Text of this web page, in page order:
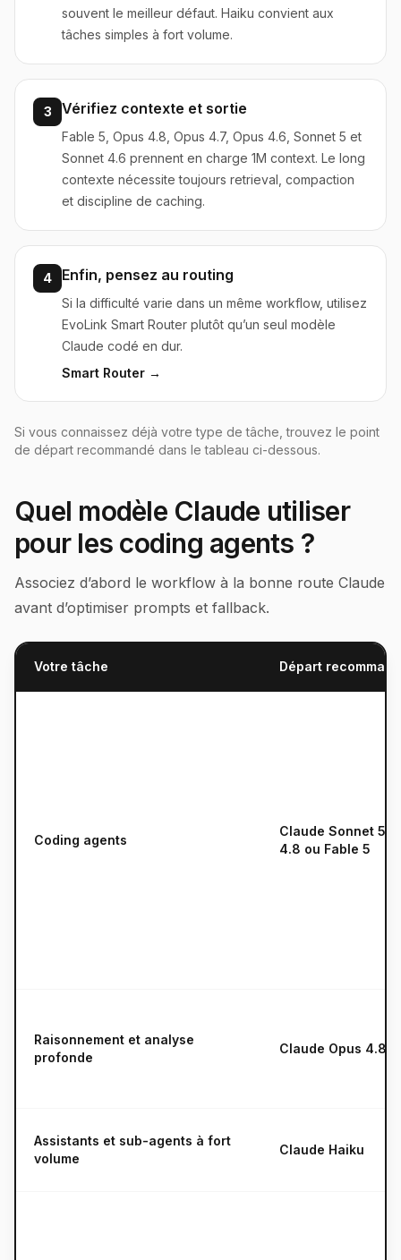
souvent le meilleur défaut. Haiku convient aux
tâches simples à fort volume.
3 Vérifiez contexte et sortie
Fable 5, Opus 4.8, Opus 4.7, Opus 4.6, Sonnet 5 et
Sonnet 4.6 prennent en charge 1M context. Le long
contexte nécessite toujours retrieval, compaction
et discipline de caching.
4 Enfin, pensez au routing
Si la difficulté varie dans un même workflow, utilisez
EvoLink Smart Router plutôt qu’un seul modèle
Claude codé en dur.
Smart Router →
Si vous connaissez déjà votre type de tâche, trouvez le point
de départ recommandé dans le tableau ci-dessous.
Quel modèle Claude utiliser
pour les coding agents ?
Associez d’abord le workflow à la bonne route Claude
avant d’optimiser prompts et fallback.
Votre tâche Départ
Coding agents
Claude Sonnet 5,
4.8 ou Fable 5
Raisonnement et analyse
profonde
Claude Opus 4.8
Assistants et sub-agents à fort
volume
Claude Haiku